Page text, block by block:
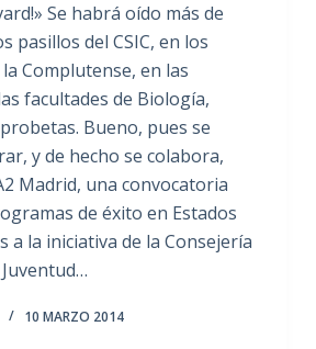
Se habrá oído más de
pasillos del CSIC, en los
Complutense, en las
facultades de Biología,
Bueno, pues se
y de hecho se colabora,
Madrid, una convocatoria
de éxito en Estados
a la iniciativa de la Consejería
10 MARZO 2014